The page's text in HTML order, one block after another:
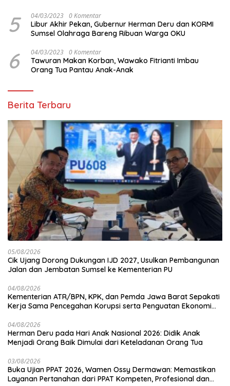
5
04/03/2023 0 Komentar
Libur Akhir Pekan, Gubernur Herman Deru dan KORMI
Sumsel Olahraga Bareng Ribuan Warga OKU
6 04/03/2023 0 Komentar
Tawuran Makan Korban, Wawako Fitrianti Imbau
Orang Tua Pantau Anak-Anak
Berita Terbaru
05/08/2026
Cik Ujang Dorong Dukungan IJD 2027, Usulkan Pembangunan
Jalan dan Jembatan Sumsel ke Kementerian PU
04/08/2026
Kementerian ATR/BPN, KPK, dan Pemda Jawa Barat Sepakati
Kerja Sama Pencegahan Korupsi serta Penguatan Ekonomi
04/08/2026
Herman Deru pada Hari Anak Nasional 2026: Didik Anak
Menjadi Orang Baik Dimulai dari Keteladanan Orang Tua
03/08/2026
Buka Ujian PPAT 2026, Wamen Ossy Dermawan: Memastikan
Layanan Pertanahan dari PPAT Kompeten, Profesional dan